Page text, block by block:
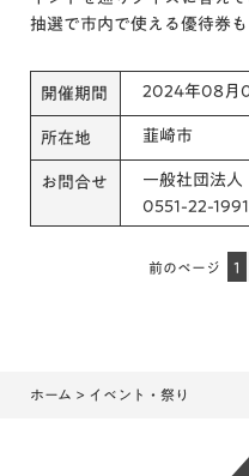
抽選で市内で使える優待券
開催期間 2024年08月
所在地 韮崎市
お問合せ
一般社団法
0551-22-1991
前のページ 1
ホーム > イベント・祭り